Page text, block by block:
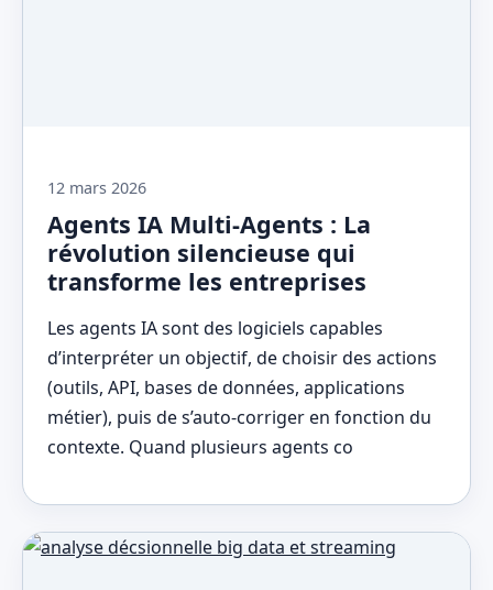
12 mars 2026
Agents IA Multi-Agents : La
révolution silencieuse qui
transforme les entreprises
Les agents IA sont des logiciels capables
d’interpréter un objectif, de choisir des actions
(outils, API, bases de données, applications
métier), puis de s’auto-corriger en fonction du
contexte. Quand plusieurs agents co